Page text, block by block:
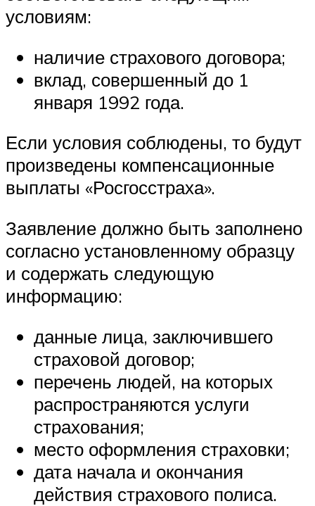
условиям:
наличие страхового договора;
вклад, совершенный до 1
января 1992 года.
Если условия соблюдены, то будут
произведены компенсационные
выплаты «Росгосстраха».
Заявление должно быть заполнено
согласно установленному образцу
и содержать следующую
информацию:
данные лица, заключившего
страховой договор;
перечень людей, на которых
распространяются услуги
страхования;
место оформления страховки;
дата начала и окончания
действия страхового полиса.